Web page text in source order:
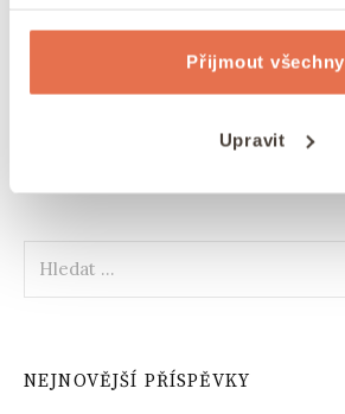
Přijmout všechny
Upravit
NEJNOVĚJŠÍ PŘÍSPĚVKY